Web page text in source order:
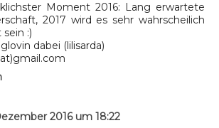
Moment 2016: Lang erwartete
2017 wird es sehr wahrscheilich
:)
dabei (lilisarda)
2016 um 18:22